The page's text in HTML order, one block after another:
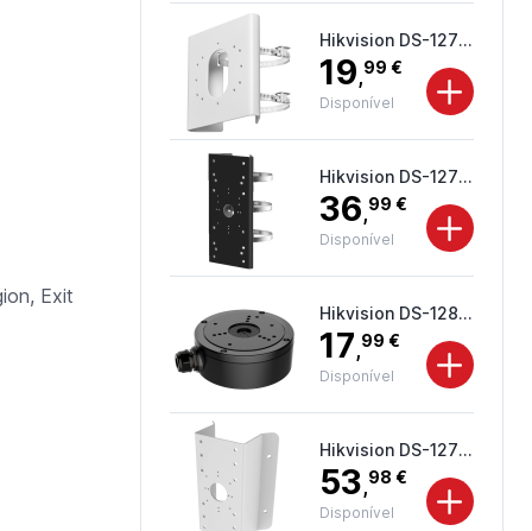
Exit
Hikvision DS-1275ZJ-S-SUS
19,99 €
Disponível
Hikvision DS-1275ZJ-SUS-BLACK
36,99 €
Disponível
Hikvision DS-1280ZJ-S-BLACK
17,99 €
Disponível
Hikvision DS-1276ZJ-SUS
53,98 €
Disponível